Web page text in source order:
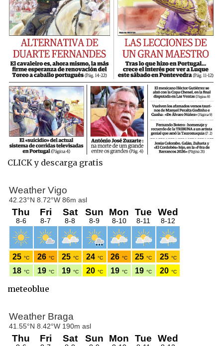
CLICK y descarga gratis
meteoblue